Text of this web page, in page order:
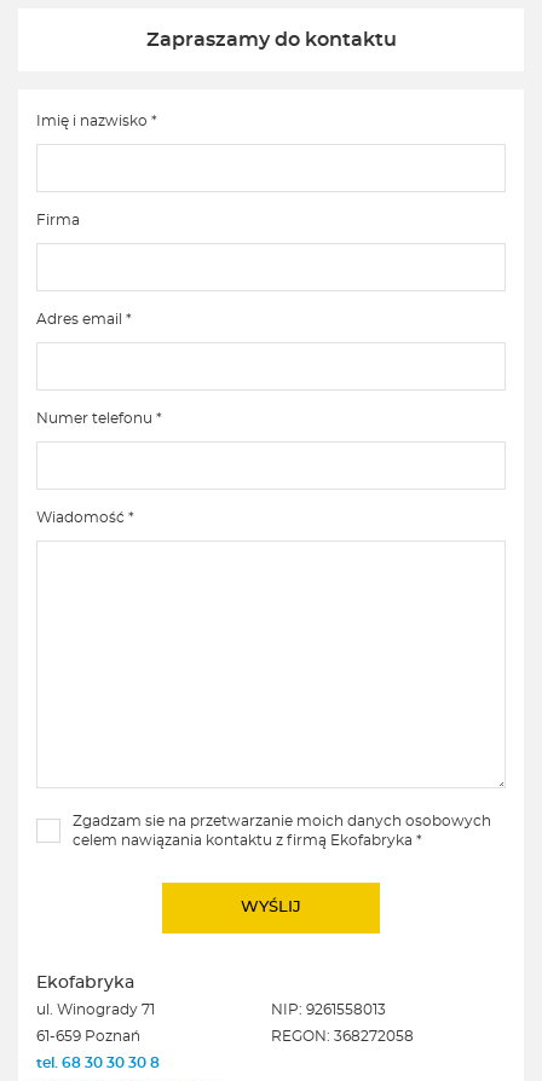
Zapraszamy do kontaktu
Imię i nazwisko *
Firma
Adres email *
Numer telefonu *
Wiadomość *
Zgadzam sie na przetwarzanie moich danych osobowych
celem nawiązania kontaktu z firmą Ekofabryka *
Ekofabryka
ul. Winogrady 71
61-659 Poznań
tel. 68 30 30 30 8
NIP: 9261558013
REGON: 368272058